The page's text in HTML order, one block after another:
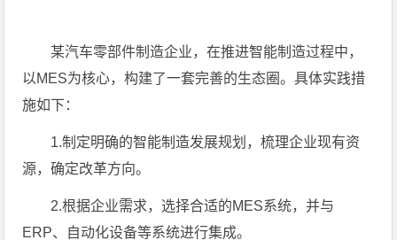
某汽车零部件制造企业，在推进智能制造过程中，
以MES为核心，构建了一套完善的生态圈。具体实践措
施如下：
1.制定明确的智能制造发展规划，梳理企业现有资
源，确定改革方向。
2.根据企业需求，选择合适的MES系统，并与
ERP、自动化设备等系统进行集成。